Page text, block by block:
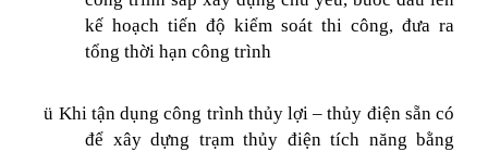
kế hoạch tiến độ kiểm soát thi công, đưa ra
tổng thời hạn công trình
ü Khi tận dụng công trình thủy lợi – thủy điện sẵn có
để xây dựng trạm thủy điện tích năng bằng